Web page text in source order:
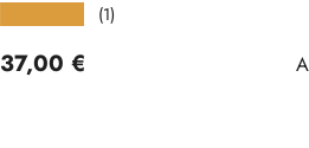
(1)
Normaler Preis
37,00 €